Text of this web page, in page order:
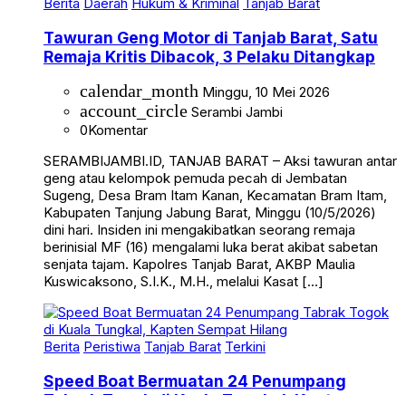
Remaja Kritis Dibacok, 3 Pelaku Ditangkap
account_circleSerambi Jambi
0Komentar
geng atau kelompok pemuda pecah di Jembatan
Sugeng, Desa Bram Itam Kanan, Kecamatan Bram Itam,
Kabupaten Tanjung Jabung Barat, Minggu (10/5/2026)
dini hari. Insiden ini mengakibatkan seorang remaja
berinisial MF (16) mengalami luka berat akibat sabetan
senjata tajam. Kapolres Tanjab Barat, AKBP Maulia
Kuswicaksono, S.I.K., M.H., melalui Kasat […]
Berita Peristiwa Tanjab Barat Terkini
Tabrak Togok di Kuala Tungkal, Kapten